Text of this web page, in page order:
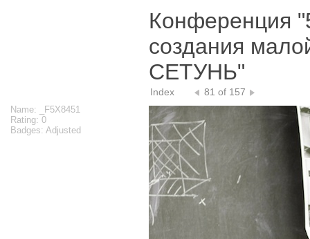
Конференция
создания
СЕТУНЬ"
Index 81 of 157
Name: _F5X8451
Rating: 0
Badges: Adjusted